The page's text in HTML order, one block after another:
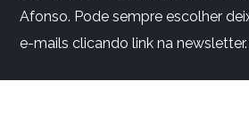
Afonso. Pode sempre escolher
e-mails clicando link na newsletter.